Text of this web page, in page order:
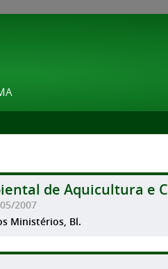
de Aquicultura e
2007
Ministérios, Bl.